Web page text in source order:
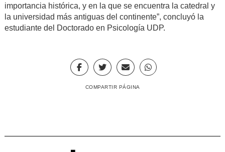
importancia histórica, y en la que se encuentra la catedral y
la universidad más antiguas del continente”, concluyó la
estudiante del Doctorado en Psicología UDP.
COMPARTIR PÁGINA